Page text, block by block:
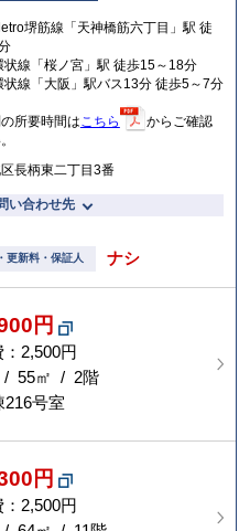
入
堺筋線「天神橋筋六丁目」駅 徒
状線「桜ノ宮」駅 徒歩15～18分
状線「大阪」駅バス13分 徒歩5～7分
所要時間はこちら
からご確認
長柄東二丁目3番
い合わせ先
更新料・保証人 ナシ
円
2,500円
/ 55㎡ / 2階
216号室
円
2,500円